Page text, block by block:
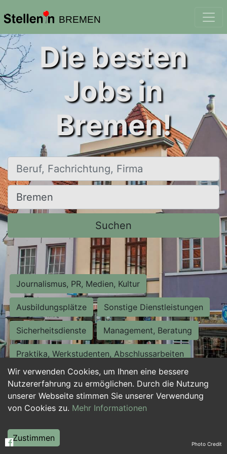
BREMEN
Wir verwenden Cookies, um Ihnen eine bessere
Nutzererfahrung zu ermöglichen. Durch die Nutzung
unserer Webseite stimmen Sie unserer Verwendung
von Cookies zu. Mehr Informationen
Zustimmen
Die besten
Jobs in
Bremen!
Beruf, Fachrichtung, Firma
Ort, Stadt
Suchen
Journalismus, PR, Medien, Kultur
Ausbildungsplätze Sonstige Dienstleistungen
Sicherheitsdienste Management, Beratung
Praktika, Werkstudenten, Abschlussarbeiten
Personalwesen Assistenz, Sekretariat
Hilfskräfte, Aushilfs- und Nebenjobs
Weiterbildung, Studium, duale Ausbildung Photo Credit